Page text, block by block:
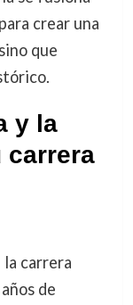
crear una
que
y la
carrera
carrera
de